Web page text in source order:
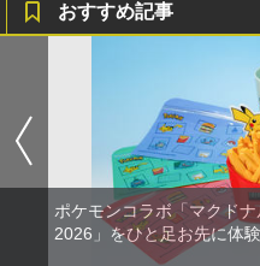
4
全生産
￥6,436
「劇場
だ知ら
常版)【
ーズ ]
ニンテ
ンライ
￥9,000
ニンテ
【純正
トロー
￥
B-C ケ
￥2,618
【国内
マスタ
3
窩座再
￥3,523
4
劇場版
窩座再
おすすめ記事
ポケモンコラボ「マクド
2026」をひと足お先に体